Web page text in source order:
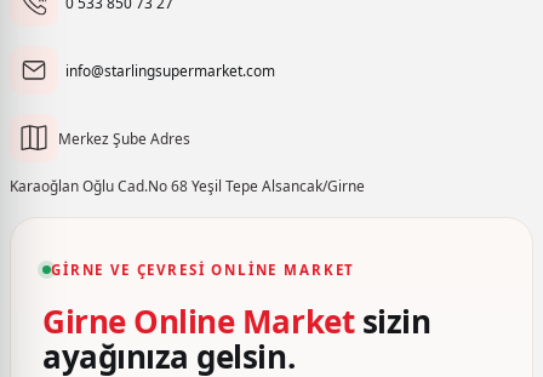
info@starlingsupermarket.com
Merkez Şube Adres
Karaoğlan Oğlu Cad.No 68 Yeşil Tepe Alsancak/Girne
GIRNE VE ÇEVRESI ONLINE MARKET
Girne Online Marketsizin
ayağınıza gelsin.